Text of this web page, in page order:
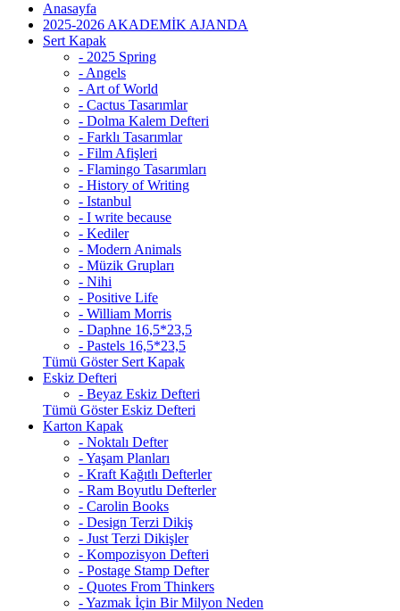
Anasayfa
2025-2026 AKADEMİK AJANDA
Sert Kapak
- 2025 Spring
- Angels
- Art of World
- Cactus Tasarımlar
- Dolma Kalem Defteri
- Farklı Tasarımlar
- Film Afişleri
- Flamingo Tasarımları
- History of Writing
- Istanbul
- I write because
- Kediler
- Modern Animals
- Müzik Grupları
- Nihi
- Positive Life
- William Morris
- Daphne 16,5*23,5
- Pastels 16,5*23,5
Tümü Göster Sert Kapak
Eskiz Defteri
- Beyaz Eskiz Defteri
Tümü Göster Eskiz Defteri
Karton Kapak
- Noktalı Defter
- Yaşam Planları
- Kraft Kağıtlı Defterler
- Ram Boyutlu Defterler
- Carolin Books
- Design Terzi Dikiş
- Just Terzi Dikişler
- Kompozisyon Defteri
- Postage Stamp Defter
- Quotes From Thinkers
- Yazmak İçin Bir Milyon Neden